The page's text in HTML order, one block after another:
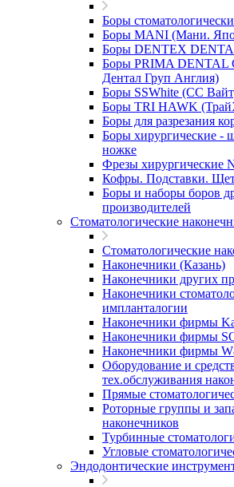
Боры
Боры MANI (Мани.
Боры DENTEX
Боры PRIMA DENTAL
Дентал Груп Англия)
Боры SSWhite (СС
Боры TRI HAWK
Боры для разрезания
Боры хирургические -
ножке
Фрезы хирургические
Кофры. Подставки.
Боры и наборы боров
производителей
Стоматологические
Стоматологические
Наконечники (Казань)
Наконечники других
Наконечники
импланталогии
Наконечники фирмы
Наконечники фирмы
Наконечники фирмы
Оборудование и
тех.обслуживания
Прямые
Роторные группы и
наконечников
Турбинные
Угловые
Эндодонтические